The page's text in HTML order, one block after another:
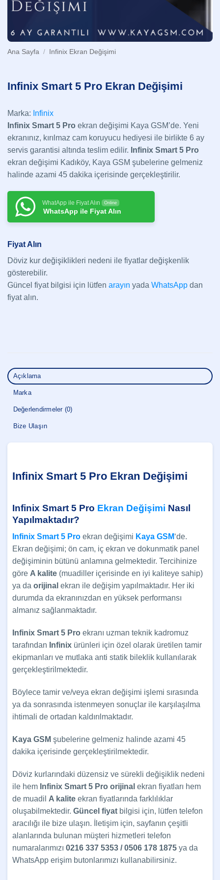
Ana Sayfa / Infinix Ekran Değişimi
Infinix Smart 5 Pro Ekran Değişimi
Marka: Infinix
Infinix Smart 5 Pro ekran değişimi Kaya GSM’de. Yeni
ekranınız, kırılmaz cam koruyucu hediyesi ile birlikte 6 ay
servis garantisi altında teslim edilir. Infinix Smart 5 Pro
ekran değişimi Kadıköy, Kaya GSM şubelerine gelmeniz
halinde azami 45 dakika içerisinde gerçekleştirilir.
WhatApp ile Fiyat Alın Online
WhatsApp ile Fiyat Alın
Fiyat Alın
Döviz kur değişiklikleri nedeni ile fiyatlar değişkenlik
gösterebilir.
Güncel fiyat bilgisi için lütfen arayın yada WhatsApp dan
fiyat alın.
Açıklama
Marka
Değerlendirmeler (0)
Bize Ulaşın
Infinix Smart 5 Pro Ekran Değişimi
Infinix Smart 5 Pro Ekran Değişimi Nasıl
Yapılmaktadır?
Infinix Smart 5 Pro ekran değişimi Kaya GSM‘de.
Ekran değişimi; ön cam, iç ekran ve dokunmatik panel
değişiminin bütünü anlamına gelmektedir. Tercihinize
göre A kalite (muadiller içerisinde en iyi kaliteye sahip)
ya da orijinal ekran ile değişim yapılmaktadır. Her iki
durumda da ekranınızdan en yüksek performansı
almanız sağlanmaktadır.
Infinix Smart 5 Pro ekranı uzman teknik kadromuz
tarafından Infinix ürünleri için özel olarak üretilen tamir
ekipmanları ve mutlaka anti statik bileklik kullanılarak
gerçekleştirilmektedir.
Böylece tamir ve/veya ekran değişimi işlemi sırasında
ya da sonrasında istenmeyen sonuçlar ile karşılaşılma
ihtimali de ortadan kaldırılmaktadır.
Kaya GSM şubelerine gelmeniz halinde azami 45
dakika içerisinde gerçekleştirilmektedir.
Döviz kurlarındaki düzensiz ve sürekli değişiklik nedeni
ile hem Infinix Smart 5 Pro orijinal ekran fiyatları hem
de muadil A kalite ekran fiyatlarında farklılıklar
oluşabilmektedir. Güncel fiyat bilgisi için, lütfen telefon
aracılığı ile bize ulaşın. İletişim için, sayfanın çeşitli
alanlarında bulunan müşteri hizmetleri telefon
numaralarımızı 0216 337 5353 / 0506 178 1875 ya da
WhatsApp erişim butonlarımızı kullanabilirsiniz.